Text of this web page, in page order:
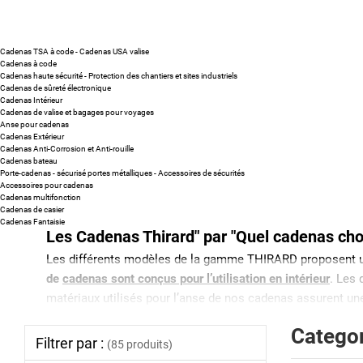
Cadenas TSA à code - Cadenas USA valise
Cadenas à code
Cadenas haute sécurité - Protection des chantiers et sites industriels
Cadenas de sûreté électronique
Cadenas Intérieur
Cadenas de valise et bagages pour voyages
Anse pour cadenas
Cadenas Extérieur
Cadenas Anti-Corrosion et Anti-rouille
Cadenas bateau
Porte-cadenas - sécurisé portes métalliques - Accessoires de sécurités
Accessoires pour cadenas
Cadenas multifonction
Cadenas de casier
Cadenas Fantaisie
Les Cadenas Thirard" par "Quel cadenas
Les différents modèles de la gamme THIRARD proposent
de cadenas sont conçus pour l’utilisation en intérieur. Les
matériaux utilisés pour l’anse de nos cadenas assurent
Sur certains modèles de cadenas cette dernière sera
Filtrer par : (85 produits)